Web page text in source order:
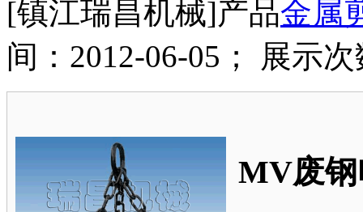
[镇江瑞昌机械]产品金属
间：2012-06-05； 展示
MV废